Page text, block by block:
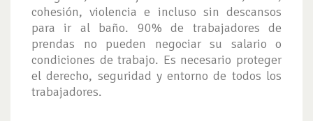
cohesión, violencia e incluso sin descansos
para ir al baño. 90% de trabajadores de
prendas no pueden negociar su salario o
condiciones de trabajo. Es necesario proteger
el derecho, seguridad y entorno de todos los
trabajadores.